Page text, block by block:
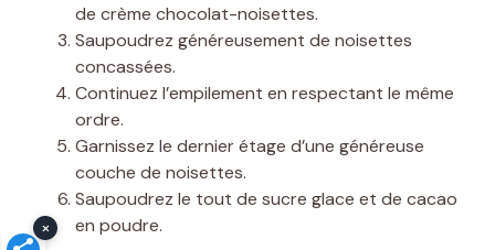
de crème chocolat-noisettes.
Saupoudrez généreusement de noisettes
concassées.
Continuez l’empilement en respectant le même
ordre.
Garnissez le dernier étage d’une généreuse
couche de noisettes.
Saupoudrez le tout de sucre glace et de cacao
en poudre.
×